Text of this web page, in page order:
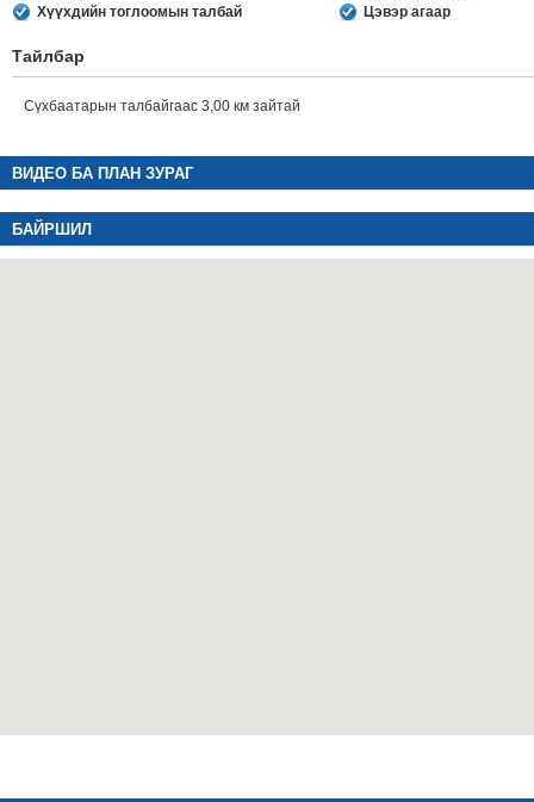
Хүүхдийн тоглоомын талбай
Цэвэр агаар
Тайлбар
Сүхбаатарын талбайгаас 3,00 км зайтай
ВИДЕО БА ПЛАН ЗУРАГ
БАЙРШИЛ